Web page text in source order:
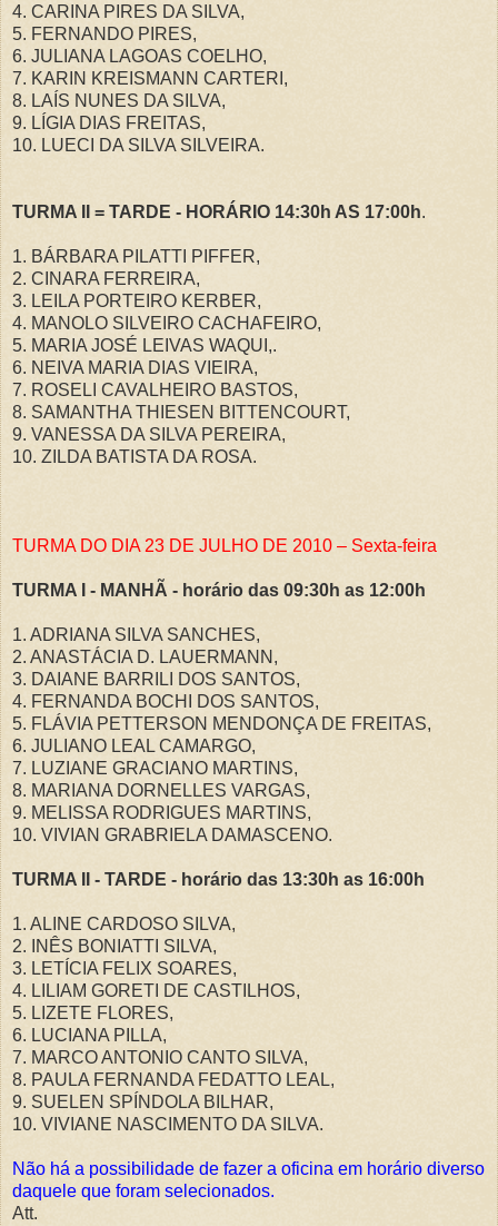
4. CARINA PIRES DA SILVA,
5. FERNANDO PIRES,
6. JULIANA LAGOAS COELHO,
7. KARIN KREISMANN CARTERI,
8. LAÍS NUNES DA SILVA,
9. LÍGIA DIAS FREITAS,
10. LUECI DA SILVA SILVEIRA.
TURMA II = TARDE - HORÁRIO 14:30h AS 17:00h.
1. BÁRBARA PILATTI PIFFER,
2. CINARA FERREIRA,
3. LEILA PORTEIRO KERBER,
4. MANOLO SILVEIRO CACHAFEIRO,
5. MARIA JOSÉ LEIVAS WAQUI,.
6. NEIVA MARIA DIAS VIEIRA,
7. ROSELI CAVALHEIRO BASTOS,
8. SAMANTHA THIESEN BITTENCOURT,
9. VANESSA DA SILVA PEREIRA,
10. ZILDA BATISTA DA ROSA.
TURMA DO DIA 23 DE JULHO DE 2010 – Sexta-feira
TURMA I - MANHÃ - horário das 09:30h as 12:00h
1. ADRIANA SILVA SANCHES,
2. ANASTÁCIA D. LAUERMANN,
3. DAIANE BARRILI DOS SANTOS,
4. FERNANDA BOCHI DOS SANTOS,
5. FLÁVIA PETTERSON MENDONÇA DE FREITAS,
6. JULIANO LEAL CAMARGO,
7. LUZIANE GRACIANO MARTINS,
8. MARIANA DORNELLES VARGAS,
9. MELISSA RODRIGUES MARTINS,
10. VIVIAN GRABRIELA DAMASCENO.
TURMA II - TARDE - horário das 13:30h as 16:00h
1. ALINE CARDOSO SILVA,
2. INÊS BONIATTI SILVA,
3. LETÍCIA FELIX SOARES,
4. LILIAM GORETI DE CASTILHOS,
5. LIZETE FLORES,
6. LUCIANA PILLA,
7. MARCO ANTONIO CANTO SILVA,
8. PAULA FERNANDA FEDATTO LEAL,
9. SUELEN SPÍNDOLA BILHAR,
10. VIVIANE NASCIMENTO DA SILVA.
Não há a possibilidade de fazer a oficina em horário diverso
daquele que foram selecionados.
Att.